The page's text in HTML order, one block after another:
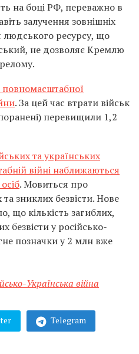
на боці РФ, переважно в
залучення зовнішніх
людського ресурсу, що
не дозволяє Кремлю
. За цей час втрати військ
перевищили 1,2
та українських
війні наближаються
. Мовиться про
зниклих безвісти. Нове
що кількість загиблих,
безвісти у російсько-
позначки у 2 млн вже
Українська війна
Telegram